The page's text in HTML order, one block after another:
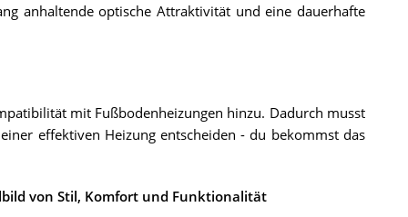
anhaltende optische Attraktivität und eine dauerhafte
mit Fußbodenheizungen hinzu. Dadurch musst
effektiven Heizung entscheiden - du bekommst das
von Stil, Komfort und Funktionalität